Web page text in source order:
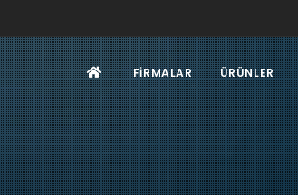
FIRMALAR ÜRÜNLER